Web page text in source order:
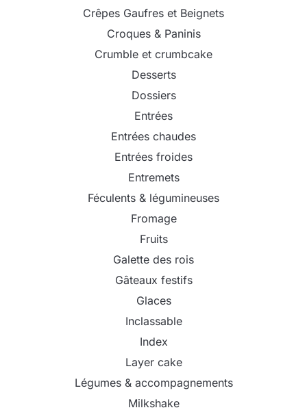
Crêpes Gaufres et Beignets
Croques & Paninis
Crumble et crumbcake
Desserts
Dossiers
Entrées
Entrées chaudes
Entrées froides
Entremets
Féculents & légumineuses
Fromage
Fruits
Galette des rois
Gâteaux festifs
Glaces
Inclassable
Index
Layer cake
Légumes & accompagnements
Milkshake